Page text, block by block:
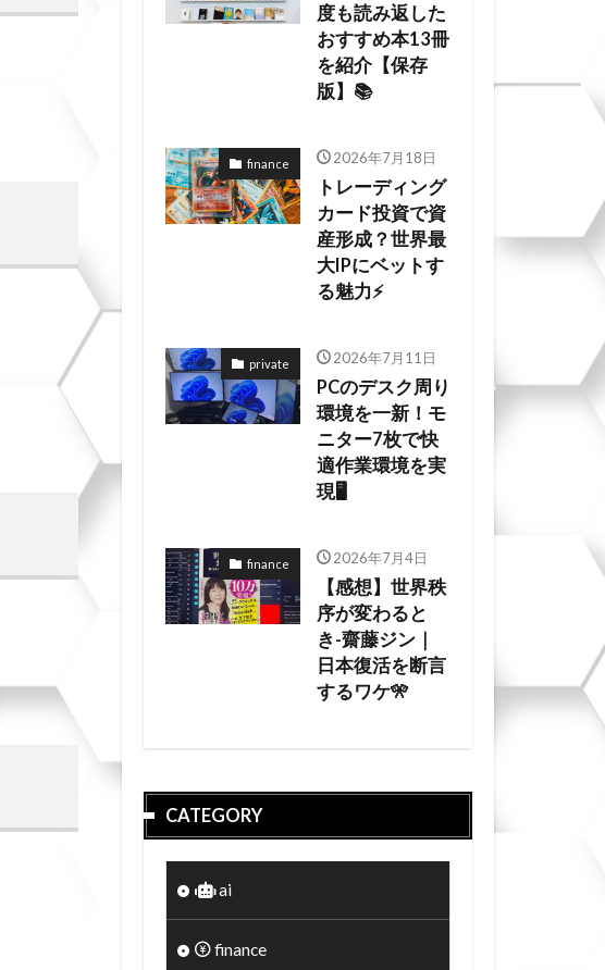
度も読み返した
おすすめ本13冊
を紹介【保存
版】📚
finance 2026年7月18日
トレーディング
カード投資で資
産形成？世界最
大IPにベットす
る魅力⚡
private 2026年7月11日
PCのデスク周り
環境を一新！モ
ニター7枚で快
適作業環境を実
現🖥️
finance 2026年7月4日
【感想】世界秩
序が変わると
き-齋藤ジン｜
日本復活を断言
するワケ🎌
CATEGORY
ai
finance